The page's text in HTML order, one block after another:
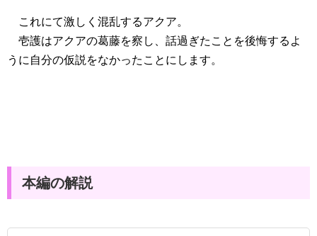
これにて激しく混乱するアクア。
壱護はアクアの葛藤を察し、話過ぎたことを後悔するよ
うに自分の仮説をなかったことにします。
本編の解説